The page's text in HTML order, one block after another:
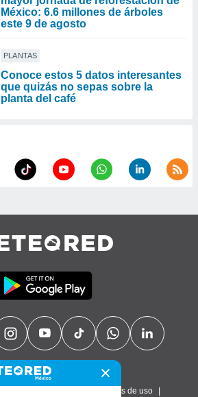
México: 6.6 millones de árboles
este 9 de agosto
PLANTAS
Conoce estos 5 datos interesantes
que quizás no sepas sobre la
planta del café
Términos de uso